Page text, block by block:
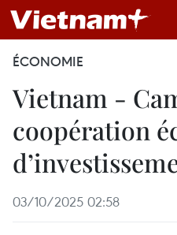
ÉCONOMIE
Vietnam -
coopération
03/10/2025 02:58